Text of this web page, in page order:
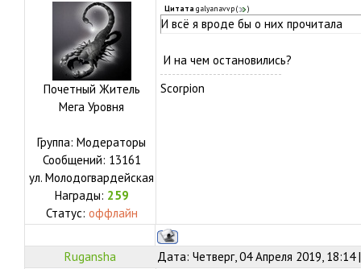
Почетный Житель
Мега Уровня
Группа: Модераторы
Сообщений: 13161
ул. Молодогвардейская
Награды: 259
Статус: оффлайн
Цитата galyanavvp( )
И всё я вроде бы о них прочитала
И на чем остановились?
Scorpion
Rugansha Дата: Четверг, 04 Апреля 2019,